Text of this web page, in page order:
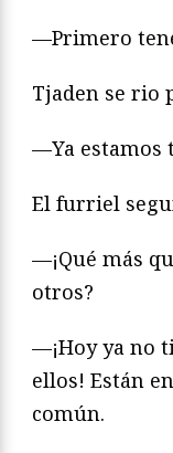
—Primero
Tjaden se rio
—Ya estamos
El furriel
—¡Qué más
otros?
—¡Hoy ya no
ellos! Están
común.